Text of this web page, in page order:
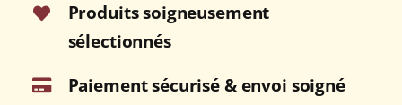
Produits soigneusement
sélectionnés
Paiement sécurisé & envoi soigné